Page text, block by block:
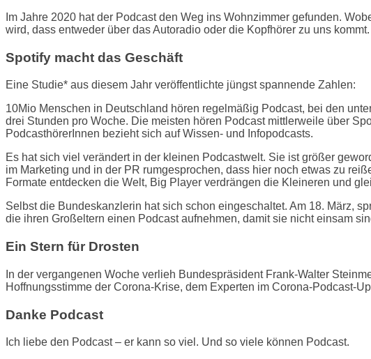
Im Jahre 2020 hat der Podcast den Weg ins Wohnzimmer gefunden.
wird, dass entweder über das Autoradio oder die Kopfhörer zu uns kommt.
Spotify macht das Geschäft
Eine Studie* aus diesem Jahr veröffentlichte jüngst spannende Zahlen:
10Mio Menschen in Deutschland hören regelmäßig Podcast, bei den
drei Stunden pro Woche. Die meisten hören Podcast mittlerweile über
PodcasthörerInnen bezieht sich auf Wissen- und Infopodcasts.
Es hat sich viel verändert in der kleinen Podcastwelt. Sie ist größer
im Marketing und in der PR rumgesprochen, dass hier noch etwas zu
Formate entdecken die Welt, Big Player verdrängen die Kleineren und
Selbst die Bundeskanzlerin hat sich schon eingeschaltet. Am 18. März,
die ihren Großeltern einen Podcast aufnehmen, damit sie nicht einsam
Ein Stern für Drosten
In der vergangenen Woche verlieh Bundespräsident Frank-Walter
Hoffnungsstimme der Corona-Krise, dem Experten im Corona-Podcast-
Danke Podcast
Ich liebe den Podcast – er kann so viel. Und so viele können Podcast.